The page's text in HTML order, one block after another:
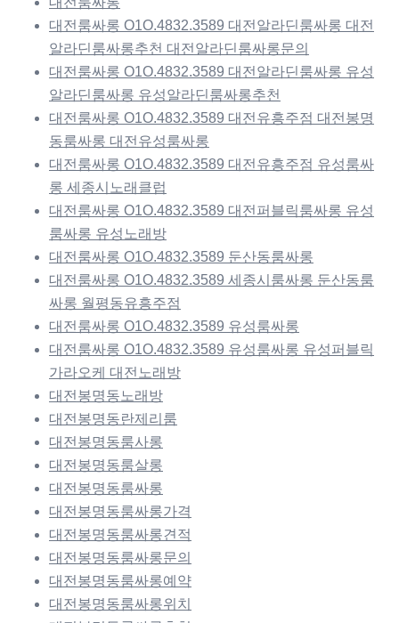
대전룸싸롱 O1O.4832.3589 대전알라딘룸싸롱 대전
알라딘룸싸롱추천 대전알라딘룸싸롱문의
대전룸싸롱 O1O.4832.3589 대전알라딘룸싸롱 유성
알라딘룸싸롱 유성알라딘룸싸롱추천
대전룸싸롱 O1O.4832.3589 대전유흥주점 대전봉명
동룸싸롱 대전유성룸싸롱
대전룸싸롱 O1O.4832.3589 대전유흥주점 유성룸싸
롱 세종시노래클럽
대전룸싸롱 O1O.4832.3589 대전퍼블릭룸싸롱 유성
룸싸롱 유성노래방
대전룸싸롱 O1O.4832.3589 둔산동룸싸롱
대전룸싸롱 O1O.4832.3589 세종시룸싸롱 둔산동룸
싸롱 월평동유흥주점
대전룸싸롱 O1O.4832.3589 유성룸싸롱
대전룸싸롱 O1O.4832.3589 유성룸싸롱 유성퍼블릭
가라오케 대전노래방
대전봉명동노래방
대전봉명동란제리룸
대전봉명동룸사롱
대전봉명동룸살롱
대전봉명동룸싸롱
대전봉명동룸싸롱가격
대전봉명동룸싸롱견적
대전봉명동룸싸롱문의
대전봉명동룸싸롱예약
대전봉명동룸싸롱위치